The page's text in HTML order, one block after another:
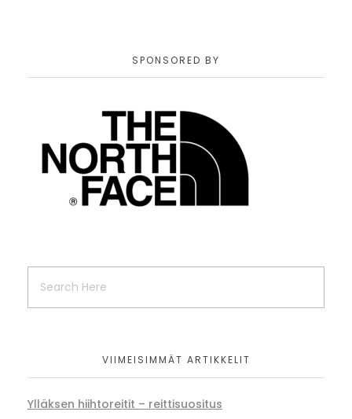
SPONSORED BY
VIIMEISIMMÄT ARTIKKELIT
Ylläksen hiihtoreitit – reittisuositus